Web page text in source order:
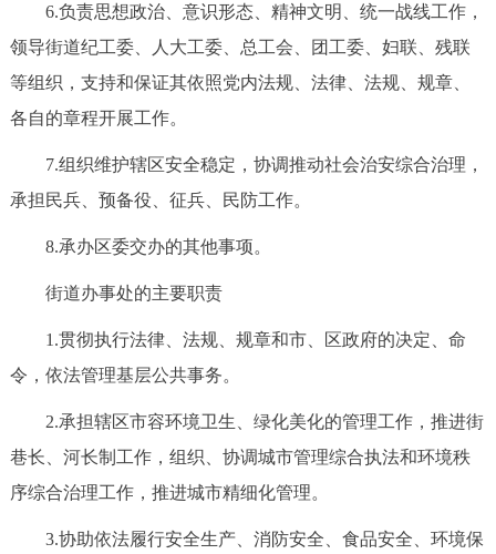
6.负责思想政治、意识形态、精神文明、统一战线工作，
领导街道纪工委、人大工委、总工会、团工委、妇联、残联
等组织，支持和保证其依照党内法规、法律、法规、规章、
各自的章程开展工作。
7.组织维护辖区安全稳定，协调推动社会治安综合治理，
承担民兵、预备役、征兵、民防工作。
8.承办区委交办的其他事项。
街道办事处的主要职责
1.贯彻执行法律、法规、规章和市、区政府的决定、命
令，依法管理基层公共事务。
2.承担辖区市容环境卫生、绿化美化的管理工作，推进街
巷长、河长制工作，组织、协调城市管理综合执法和环境秩
序综合治理工作，推进城市精细化管理。
3.协助依法履行安全生产、消防安全、食品安全、环境保